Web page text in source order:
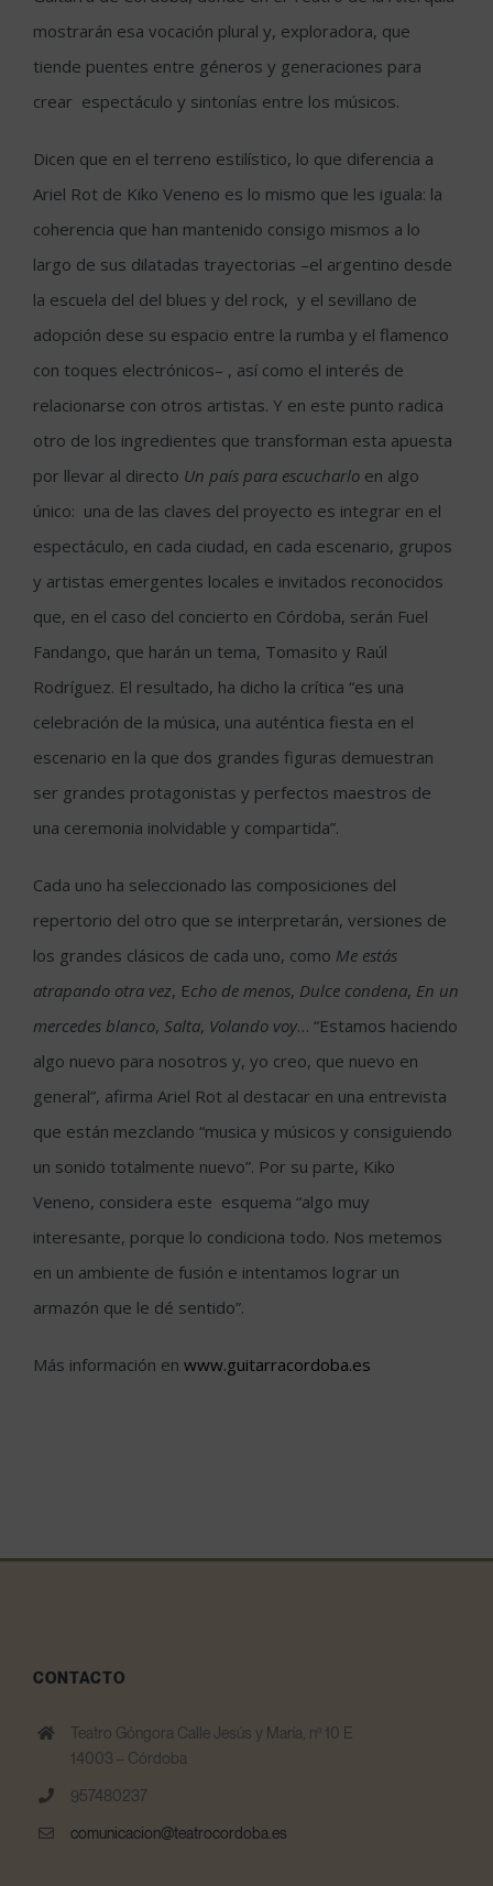
mostrarán esa vocación plural y, exploradora, que
tiende puentes entre géneros y generaciones para
crear espectáculo y sintonías entre los músicos.
Dicen que en el terreno estilístico, lo que diferencia a
Ariel Rot de Kiko Veneno es lo mismo que les iguala: la
coherencia que han mantenido consigo mismos a lo
largo de sus dilatadas trayectorias –el argentino desde
la escuela del del blues y del rock, y el sevillano de
adopción dese su espacio entre la rumba y el flamenco
con toques electrónicos– , así como el interés de
relacionarse con otros artistas. Y en este punto radica
otro de los ingredientes que transforman esta apuesta
por llevar al directo Un país para escucharlo en algo
único: una de las claves del proyecto es integrar en el
espectáculo, en cada ciudad, en cada escenario, grupos
y artistas emergentes locales e invitados reconocidos
que, en el caso del concierto en Córdoba, serán Fuel
Fandango, que harán un tema, Tomasito y Raúl
Rodríguez. El resultado, ha dicho la crítica “es una
celebración de la música, una auténtica fiesta en el
escenario en la que dos grandes figuras demuestran
ser grandes protagonistas y perfectos maestros de
una ceremonia inolvidable y compartida”.
Cada uno ha seleccionado las composiciones del
repertorio del otro que se interpretarán, versiones de
los grandes clásicos de cada uno, como Me estás
atrapando otra vez, Echo de menos, Dulce condena, En un
mercedes blanco, Salta, Volando voy… “Estamos haciendo
algo nuevo para nosotros y, yo creo, que nuevo en
general”, afirma Ariel Rot al destacar en una entrevista
que están mezclando “musica y músicos y consiguiendo
un sonido totalmente nuevo”. Por su parte, Kiko
Veneno, considera este esquema “algo muy
interesante, porque lo condiciona todo. Nos metemos
en un ambiente de fusión e intentamos lograr un
armazón que le dé sentido”.
Más información en www.guitarracordoba.es
CONTACTO
Teatro Góngora Calle Jesús y María, nº 10 E
14003 – Córdoba
957480237
comunicacion@teatrocordoba.es